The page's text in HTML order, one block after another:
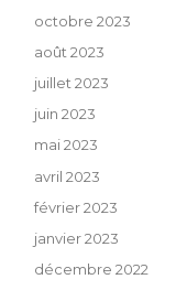
octobre 2023
août 2023
juillet 2023
juin 2023
mai 2023
avril 2023
février 2023
janvier 2023
décembre 2022